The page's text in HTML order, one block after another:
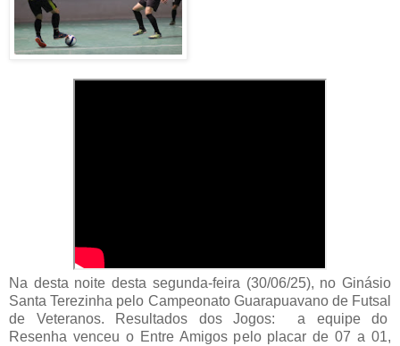
Na desta noite desta segunda-feira (30/06/25), no Ginásio
Santa Terezinha pelo Campeonato Guarapuavano de Futsal
de Veteranos. Resultados dos Jogos: a equipe do
Resenha venceu o Entre Amigos pelo placar de 07 a 01,